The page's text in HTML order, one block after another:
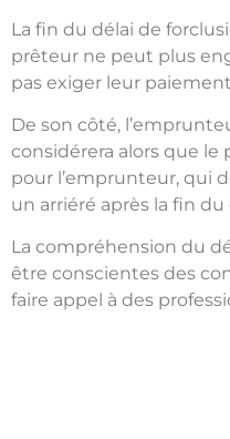
La fin du délai de
prêteur ne peut plus
pas exiger leur
De son côté,
considérera alors que le
pour l’emprunteur, qui
un arriéré après la fin
La compréhension du
être conscientes des
faire appel à des